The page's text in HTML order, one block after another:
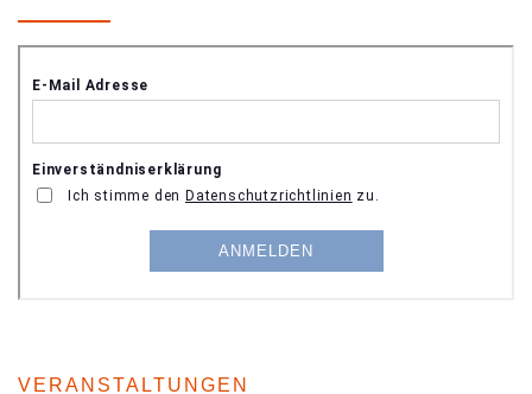
VERANSTALTUNGEN